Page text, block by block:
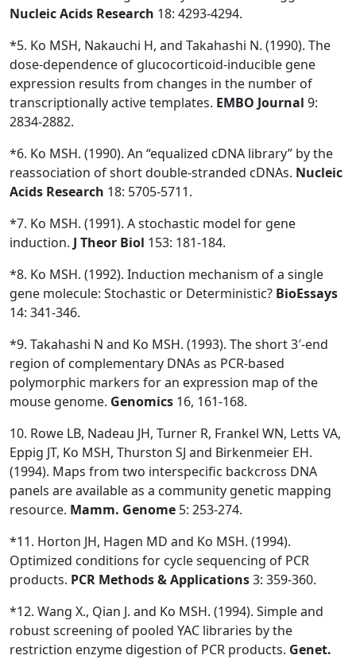
Nucleic Acids Research 18: 4293-4294.
*5. Ko MSH, Nakauchi H, and Takahashi N. (1990). The
dose-dependence of glucocorticoid-inducible gene
expression results from changes in the number of
transcriptionally active templates. EMBO Journal 9:
2834-2882.
*6. Ko MSH. (1990). An “equalized cDNA library” by the
reassociation of short double-stranded cDNAs. Nucleic
Acids Research 18: 5705-5711.
*7. Ko MSH. (1991). A stochastic model for gene
induction. J Theor Biol 153: 181-184.
*8. Ko MSH. (1992). Induction mechanism of a single
gene molecule: Stochastic or Deterministic? BioEssays
14: 341-346.
*9. Takahashi N and Ko MSH. (1993). The short 3′-end
region of complementary DNAs as PCR-based
polymorphic markers for an expression map of the
mouse genome. Genomics 16, 161-168.
10. Rowe LB, Nadeau JH, Turner R, Frankel WN, Letts VA,
Eppig JT, Ko MSH, Thurston SJ and Birkenmeier EH.
(1994). Maps from two interspecific backcross DNA
panels are available as a community genetic mapping
resource. Mamm. Genome 5: 253-274.
*11. Horton JH, Hagen MD and Ko MSH. (1994).
Optimized conditions for cycle sequencing of PCR
products. PCR Methods & Applications3: 359-360.
*12. Wang X., Qian J. and Ko MSH. (1994). Simple and
robust screening of pooled YAC libraries by the
restriction enzyme digestion of PCR products. Genet.